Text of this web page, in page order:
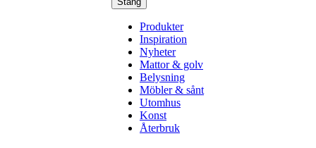
Produkter
Inspiration
Nyheter
Mattor & golv
Belysning
Möbler & sånt
Utomhus
Konst
Återbruk